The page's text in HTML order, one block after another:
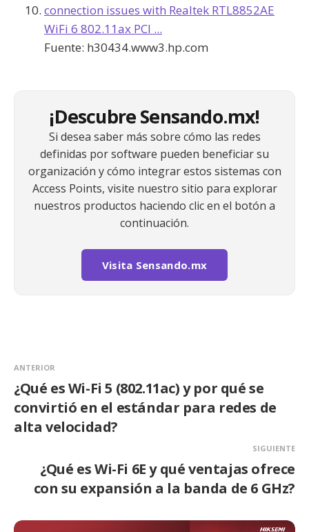
connection issues with Realtek RTL8852AE
WiFi 6 802.11ax PCI ...
Fuente: h30434.www3.hp.com
¡Descubre Sensando.mx!
Si desea saber más sobre cómo las redes
definidas por software pueden beneficiar su
organización y cómo integrar estos sistemas con
Access Points, visite nuestro sitio para explorar
nuestros productos haciendo clic en el botón a
continuación.
Visita Sensando.mx
ANTERIOR
¿Qué es Wi-Fi 5 (802.11ac) y por qué se
convirtió en el estándar para redes de
alta velocidad?
SIGUIENTE
¿Qué es Wi-Fi 6E y qué ventajas ofrece
con su expansión a la banda de 6 GHz?